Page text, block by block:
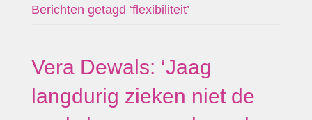
Berichten getagd ‘flexibiliteit’
Vera Dewals: ‘Jaag
langdurig zieken niet de